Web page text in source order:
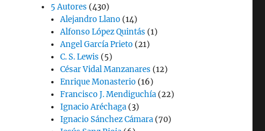
5 Autores (430)
Alejandro Llano (14)
Alfonso López Quintás (1)
Angel García Prieto (21)
C. S. Lewis (5)
César Vidal Manzanares (12)
Enrique Monasterio (16)
Francisco J. Mendiguchía (22)
Ignacio Aréchaga (3)
Ignacio Sánchez Cámara (70)